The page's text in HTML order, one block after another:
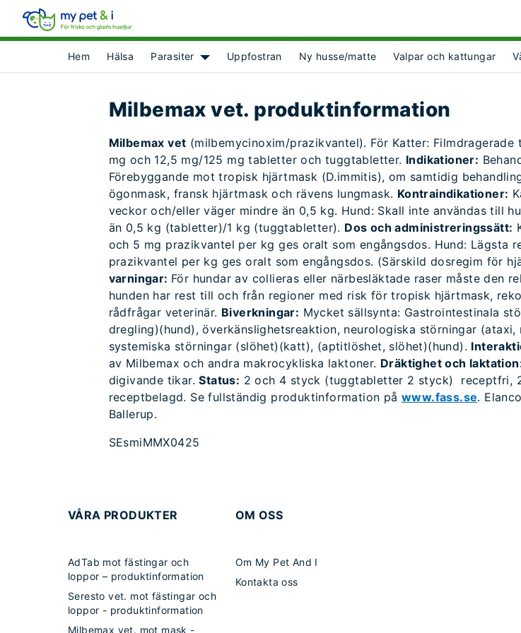
Hem Hälsa
Parasiter
Show submenu for [object Object]
Uppfostran Ny husse/matte Valpar och kattungar
Milbemax vet. produktinformation
Milbemax vet (milbemycinoxim/prazikvantel). För Katter:
mg och 12,5 mg/125 mg tabletter och tuggtabletter. Indikationer:
Förebyggande mot tropisk hjärtmask (D.immitis), om samtidig
ögonmask, fransk hjärtmask och rävens lungmask. Kontraindikationer:
veckor och/eller väger mindre än 0,5 kg. Hund: Skall inte användas till
än 0,5 kg (tabletter)/1 kg (tuggtabletter). Dos och administreringssätt:
och 5 mg prazikvantel per kg ges oralt som engångsdos. Hund: Lägsta
prazikvantel per kg ges oralt som engångsdos. (Särskild dosregim för
varningar: För hundar av collieras eller närbesläktade raser måste den
hunden har rest till och från regioner med risk för tropisk hjärtmask,
rådfrågar veterinär. Biverkningar: Mycket sällsynta: Gastrointestinala
dregling)(hund), överkänslighetsreaktion, neurologiska störningar
systemiska störningar (slöhet)(katt), (aptitlöshet, slöhet)(hund).
av Milbemax och andra makrocykliska laktoner. Dräktighet och
digivande tikar.Status: 2 och 4 styck (tuggtabletter 2 styck) receptfri,
receptbelagd. Se fullständig produktinformation på www.fass.se.
Ballerup.
SEsmiMMX0425
VÅRA PRODUKTER
AdTab mot fästingar och
loppor – produktinformation
Seresto vet. mot fästingar och
loppor - produktinformation
Milbemax vet. mot mask -
OM OSS
Om My Pet And I
Kontakta oss